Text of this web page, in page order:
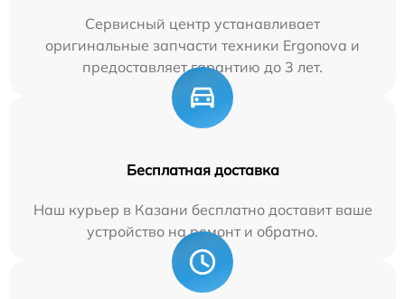
Сервисный центр устанавливает
оригинальные запчасти техники Ergonova и
предоставляет гарантию до 3 лет.
Бесплатная доставка
Наш курьер в Казани бесплатно доставит ваше
устройство на ремонт и обратно.